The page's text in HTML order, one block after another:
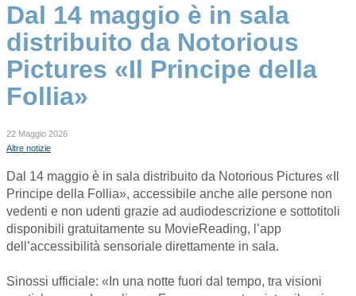
Dal 14 maggio è in sala
distribuito da Notorious
Pictures «Il Principe della
Follia»
22 Maggio 2026
Altre notizie
Dal 14 maggio è in sala distribuito da Notorious Pictures «Il
Principe della Follia», accessibile anche alle persone non
vedenti e non udenti grazie ad audiodescrizione e sottotitoli
disponibili gratuitamente su MovieReading, l’app
dell’accessibilità sensoriale direttamente in sala.
Sinossi ufficiale: «In una notte fuori dal tempo, tra visioni